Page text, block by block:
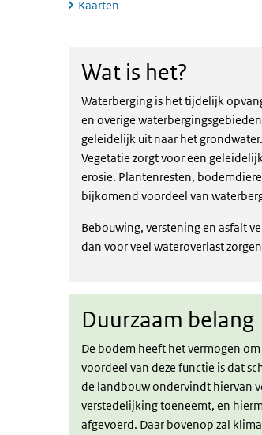
Kaarten
Wat is het?
Waterberging is het tijdelijk
en overige
geleidelijk uit naar het
Vegetatie zorgt voor een
erosie. Plantenresten,
bijkomend voordeel van
Bebouwing, verstening en asfalt
dan voor veel wateroverlast
Duurzaam belang
De bodem heeft het vermogen
voordeel van deze functie is dat
de landbouw ondervindt hiervan
verstedelijking toeneemt, en
afgevoerd. Daar bovenop zal